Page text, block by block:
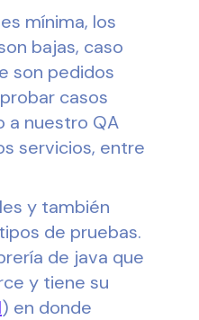
mínima, los
bajas, caso
son pedidos
casos
a nuestro QA
servicios, entre
y también
de pruebas.
de java que
y tiene su
) en donde